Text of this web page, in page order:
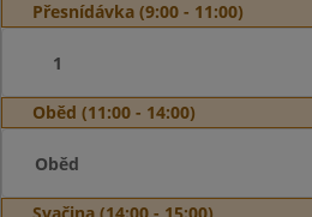
Přesnídávka (9:00 - 11:00)
1
Oběd (11:00 - 14:00)
Oběd